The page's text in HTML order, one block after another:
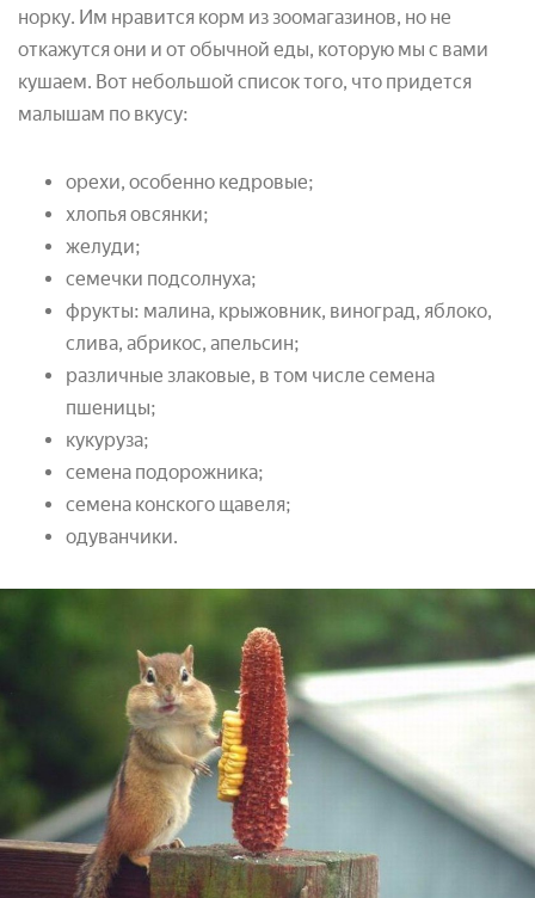
норку. Им нравится корм из зоомагазинов, но не
откажутся они и от обычной еды, которую мы с вами
кушаем. Вот небольшой список того, что придется
малышам по вкусу:
орехи, особенно кедровые;
хлопья овсянки;
желуди;
семечки подсолнуха;
фрукты: малина, крыжовник, виноград, яблоко,
слива, абрикос, апельсин;
различные злаковые, в том числе семена
пшеницы;
кукуруза;
семена подорожника;
семена конского щавеля;
одуванчики.